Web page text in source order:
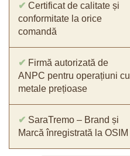
✔ Certificat de calitate și
conformitate la orice
comandă
✔ Firmă autorizată de
ANPC pentru operațiuni cu
metale prețioase
✔ SaraTremo – Brand și
Marcă înregistrată la OSIM